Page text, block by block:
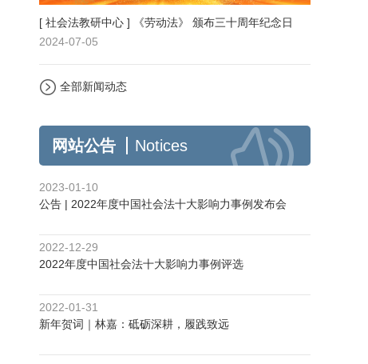
[ 社会法教研中心 ] 《劳动法》 颁布三十周年纪念日
2024-07-05
全部新闻动态
网站公告 Notices
2023-01-10
公告 | 2022年度中国社会法十大影响力事例发布会
2022-12-29
2022年度中国社会法十大影响力事例评选
2022-01-31
新年贺词｜林嘉：砥砺深耕，履践致远